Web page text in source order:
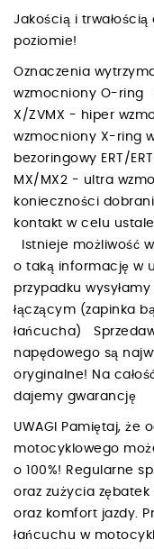
Jakością i
poziomie!
Oznaczenia
wzmocniony O-ring
X/ZVMX - hiper
wzmocniony X-ring
bezoringowy ERT/
MX/MX2 - ultra
konieczności
kontakt w celu
Istnieje możliwość
o taką informację w
przypadku
łączącym (zapinka
łańcucha)
napędowego są
oryginalne! Na
dajemy gwarancję
UWAGI Pamiętaj, że
motocyklowego
o 100%! Regularne
oraz zużycia zębatek
oraz komfort jazdy.
łańcuchu w